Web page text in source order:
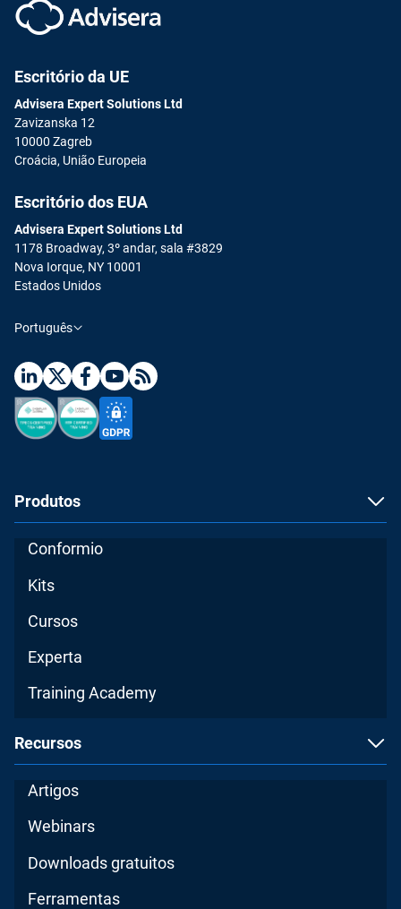
Escritório da UE
Advisera Expert Solutions Ltd
Zavizanska 12
10000 Zagreb
Croácia, União Europeia
Escritório dos EUA
Advisera Expert Solutions Ltd
1178 Broadway, 3º andar, sala #3829
Nova Iorque, NY 10001
Estados Unidos
Português
Produtos
Conformio
Kits
Cursos
Experta
Training Academy
Recursos
Artigos
Webinars
Downloads gratuitos
Ferramentas